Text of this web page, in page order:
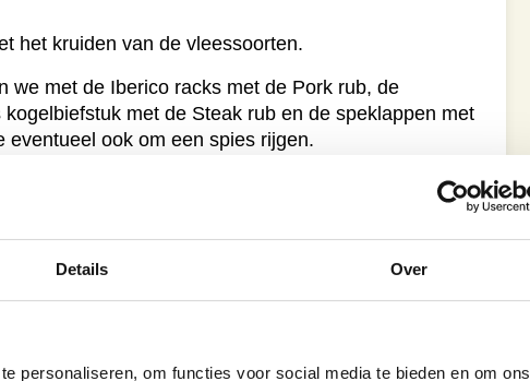
Details Over
personaliseren, om functies voor social media te bieden en om ons
het kruiden van de vleessoorten.
we met de Iberico racks met de Pork rub, de
met de Steak rub en de speklappen met
ook om een spies rijgen.
Was de groente en begin met het snijden van de
één centimeter dik. Snijd de paprika in parten
en snijd deze ook in parten.
grillen.
Het is prettig om een indirecte zone te
je hier het vlees rustiger door te laten garen.